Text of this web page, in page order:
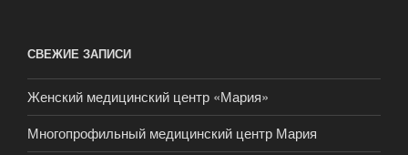
СВЕЖИЕ ЗАПИСИ
Женский медицинский центр «Мария»
Многопрофильный медицинский центр Мария